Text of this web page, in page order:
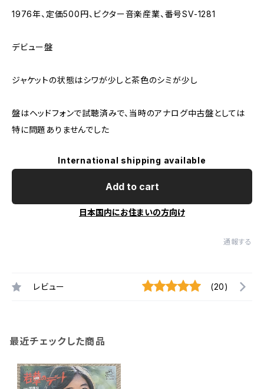
1976年、定価500円、ビクター音楽産業、番号SV-1281
デビュー盤
ジャケットの状態はシワが少しと茶色のシミが少し
盤はヘッドフォンで試聴済みで、当時のアナログ中古盤としては
特に問題ありませんでした
International shipping available
Add to cart
日本国内にお住まいの方向け
通報する
レビュー (20)
最近チェックした商品